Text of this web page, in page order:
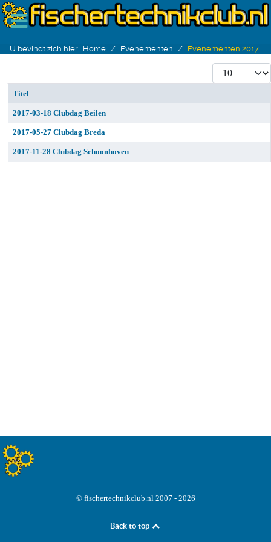
U bevindt zich hier: Home Evenementen
Evenementen 2017
Toon #
Titel
2017-03-18 Clubdag Beilen
2017-05-27 Clubdag Breda
2017-11-28 Clubdag Schoonhoven
© fischertechnikclub.nl 2007 - 2026
Back to top